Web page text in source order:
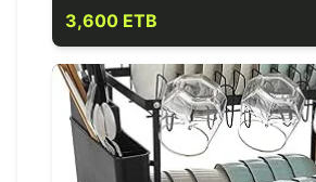
3,600 ETB